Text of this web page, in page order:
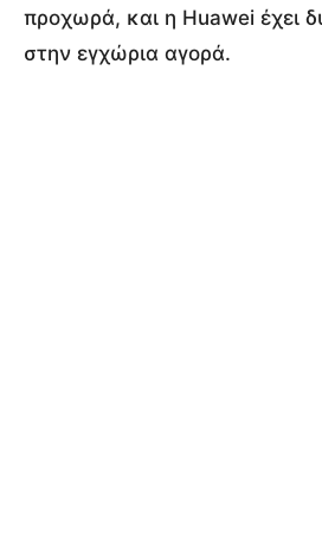
προχωρά, και η Huawei έχει
στην εγχώρια αγορά.